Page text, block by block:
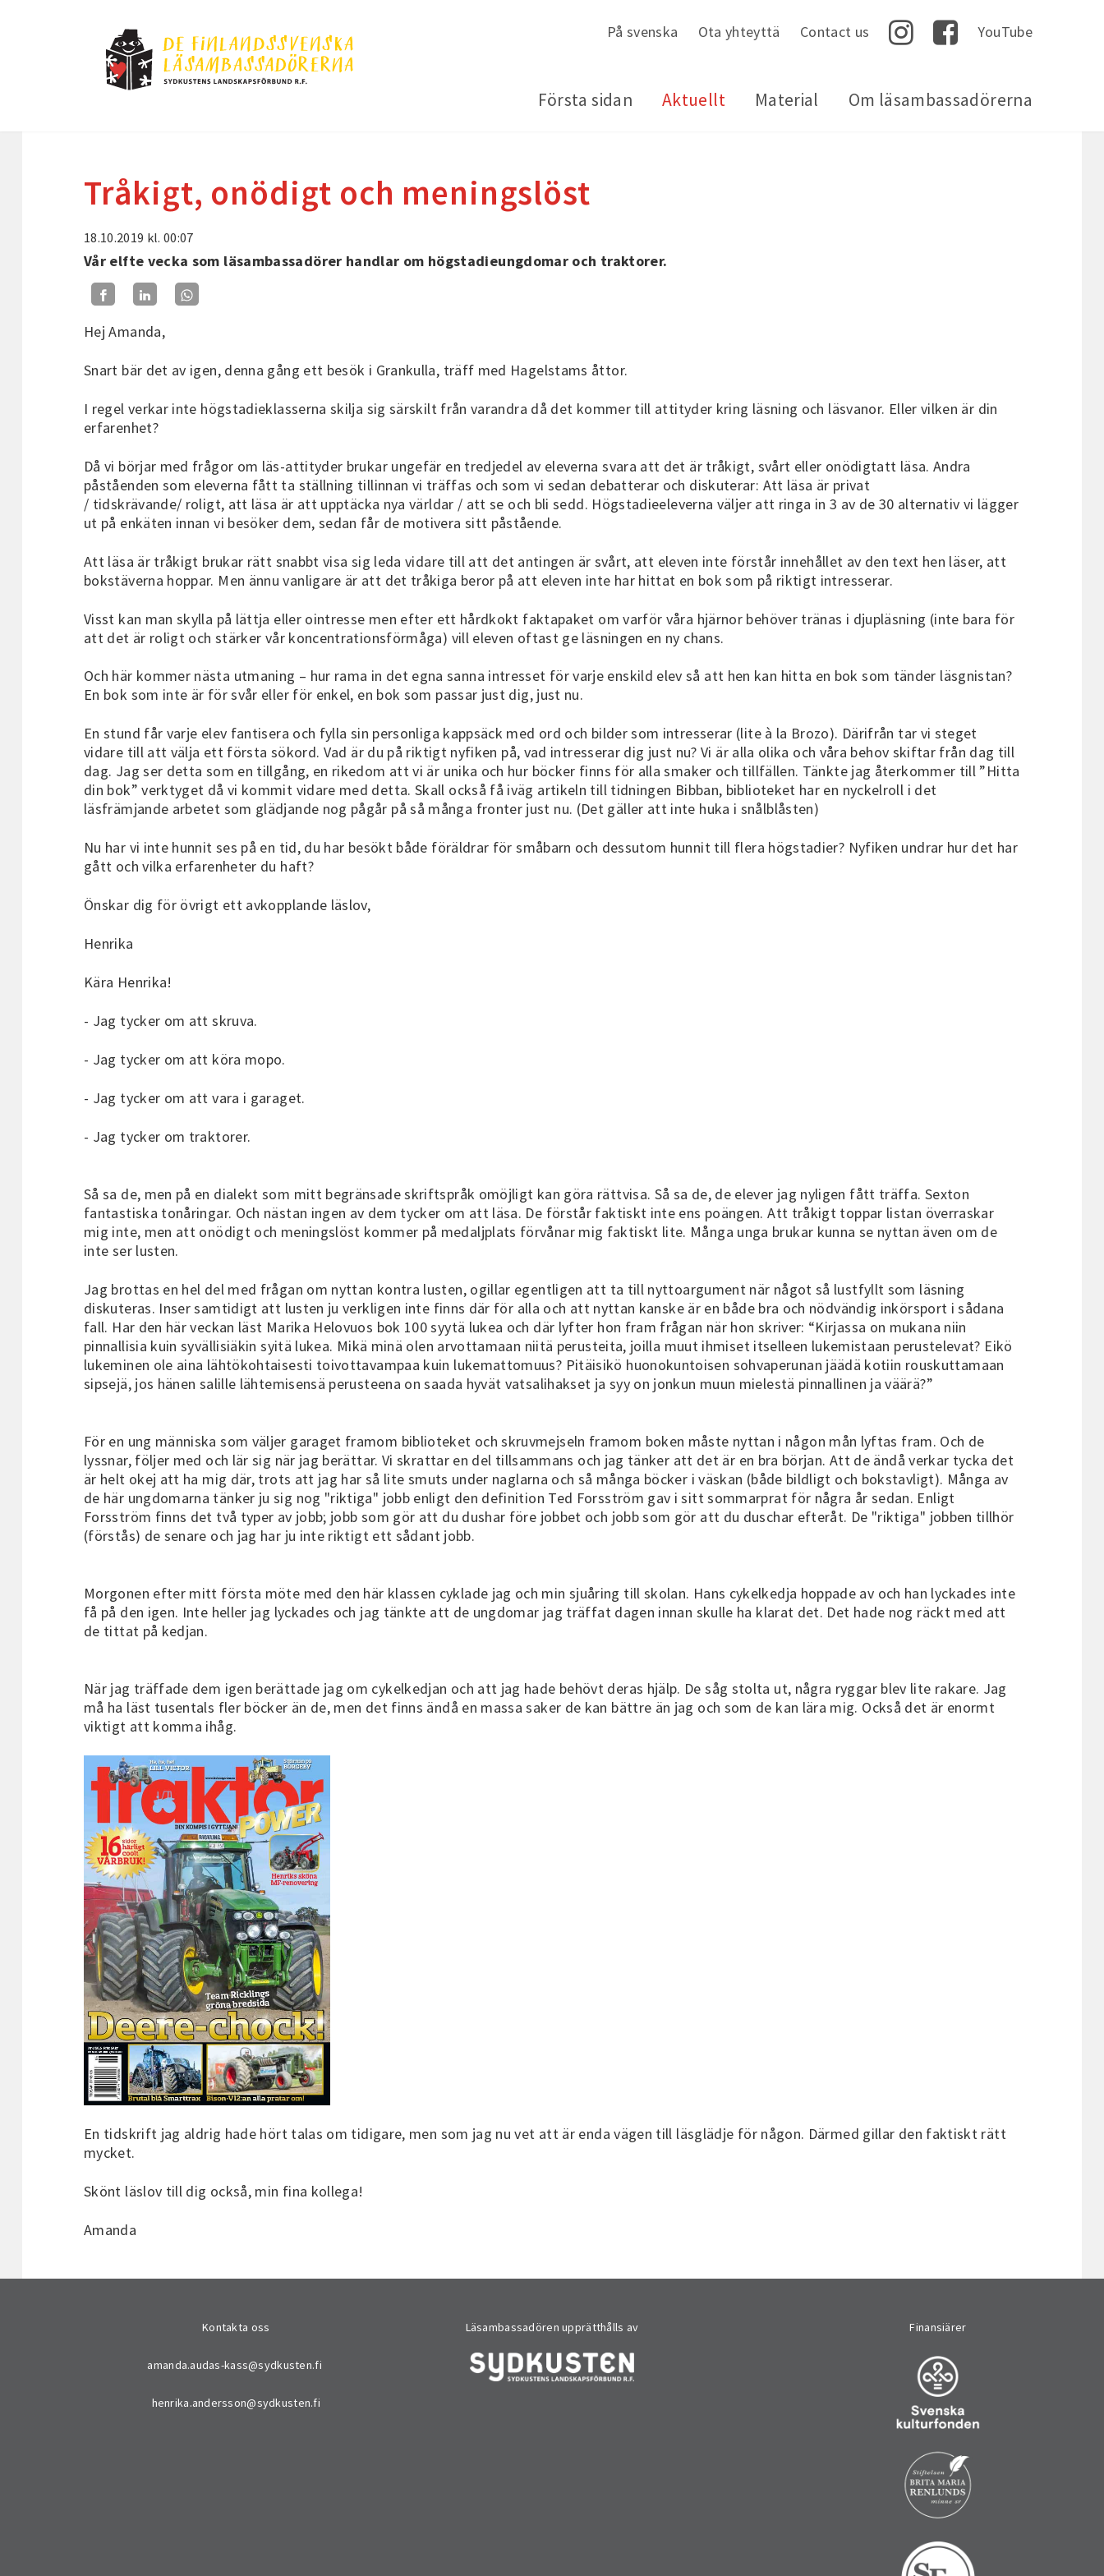
På svenska Ota yhteyttä Contact us InstagramFacebook
YouTube
Första sidan Aktuellt Material Om läsambassadörerna
Tråkigt, onödigt och meningslöst
18.10.2019 kl. 00:07
Vår elfte vecka som läsambassadörer handlar om högstadieungdomar och traktorer.
Hej Amanda,
Snart bär det av igen, denna gång ett besök i Grankulla, träff med Hagelstams åttor.
I regel verkar inte högstadieklasserna skilja sig särskilt från varandra då det kommer till attityder kring läsning och läsvanor. Eller vilken är din
erfarenhet?
Då vi börjar med frågor om läs-attityder brukar ungefär en tredjedel av eleverna svara att det är tråkigt, svårt eller onödigtatt läsa. Andra
påståenden som eleverna fått ta ställning tillinnan vi träffas och som vi sedan debatterar och diskuterar: Att läsa är privat
/ tidskrävande/ roligt, att läsa är att upptäcka nya världar / att se och bli sedd. Högstadieeleverna väljer att ringa in 3 av de 30 alternativ vi lägger
ut på enkäten innan vi besöker dem, sedan får de motivera sitt påstående.
Att läsa är tråkigt brukar rätt snabbt visa sig leda vidare till att det antingen är svårt, att eleven inte förstår innehållet av den text hen läser, att
bokstäverna hoppar. Men ännu vanligare är att det tråkiga beror på att eleven inte har hittat en bok som på riktigt intresserar.
Visst kan man skylla på lättja eller ointresse men efter ett hårdkokt faktapaket om varför våra hjärnor behöver tränas i djupläsning (inte bara för
att det är roligt och stärker vår koncentrationsförmåga) vill eleven oftast ge läsningen en ny chans.
Och här kommer nästa utmaning – hur rama in det egna sanna intresset för varje enskild elev så att hen kan hitta en bok som tänder läsgnistan?
En bok som inte är för svår eller för enkel, en bok som passar just dig, just nu.
En stund får varje elev fantisera och fylla sin personliga kappsäck med ord och bilder som intresserar (lite à la Brozo). Därifrån tar vi steget
vidare till att välja ett första sökord. Vad är du på riktigt nyfiken på, vad intresserar dig just nu? Vi är alla olika och våra behov skiftar från dag till
dag. Jag ser detta som en tillgång, en rikedom att vi är unika och hur böcker finns för alla smaker och tillfällen. Tänkte jag återkommer till ”Hitta
din bok” verktyget då vi kommit vidare med detta. Skall också få iväg artikeln till tidningen Bibban, biblioteket har en nyckelroll i det
läsfrämjande arbetet som glädjande nog pågår på så många fronter just nu. (Det gäller att inte huka i snålblåsten)
Nu har vi inte hunnit ses på en tid, du har besökt både föräldrar för småbarn och dessutom hunnit till flera högstadier? Nyfiken undrar hur det har
gått och vilka erfarenheter du haft?
Önskar dig för övrigt ett avkopplande läslov,
Henrika
Kära Henrika!
- Jag tycker om att skruva.
- Jag tycker om att köra mopo.
- Jag tycker om att vara i garaget.
- Jag tycker om traktorer.
Så sa de, men på en dialekt som mitt begränsade skriftspråk omöjligt kan göra rättvisa. Så sa de, de elever jag nyligen fått träffa. Sexton
fantastiska tonåringar. Och nästan ingen av dem tycker om att läsa. De förstår faktiskt inte ens poängen. Att tråkigt toppar listan överraskar
mig inte, men att onödigt och meningslöst kommer på medaljplats förvånar mig faktiskt lite. Många unga brukar kunna se nyttan även om de
inte ser lusten.
Jag brottas en hel del med frågan om nyttan kontra lusten, ogillar egentligen att ta till nyttoargument när något så lustfyllt som läsning
diskuteras. Inser samtidigt att lusten ju verkligen inte finns där för alla och att nyttan kanske är en både bra och nödvändig inkörsport i sådana
fall. Har den här veckan läst Marika Helovuos bok 100 syytä lukea och där lyfter hon fram frågan när hon skriver: “Kirjassa on mukana niin
pinnallisia kuin syvällisiäkin syitä lukea. Mikä minä olen arvottamaan niitä perusteita, joilla muut ihmiset itselleen lukemistaan perustelevat? Eikö
lukeminen ole aina lähtökohtaisesti toivottavampaa kuin lukemattomuus? Pitäisikö huonokuntoisen sohvaperunan jäädä kotiin rouskuttamaan
sipsejä, jos hänen salille lähtemisensä perusteena on saada hyvät vatsalihakset ja syy on jonkun muun mielestä pinnallinen ja väärä?”
För en ung människa som väljer garaget framom biblioteket och skruvmejseln framom boken måste nyttan i någon mån lyftas fram. Och de
lyssnar, följer med och lär sig när jag berättar. Vi skrattar en del tillsammans och jag tänker att det är en bra början. Att de ändå verkar tycka det
är helt okej att ha mig där, trots att jag har så lite smuts under naglarna och så många böcker i väskan (både bildligt och bokstavligt). Många av
de här ungdomarna tänker ju sig nog "riktiga" jobb enligt den definition Ted Forsström gav i sitt sommarprat för några år sedan. Enligt
Forsström finns det två typer av jobb; jobb som gör att du dushar före jobbet och jobb som gör att du duschar efteråt. De "riktiga" jobben tillhör
(förstås) de senare och jag har ju inte riktigt ett sådant jobb.
Morgonen efter mitt första möte med den här klassen cyklade jag och min sjuåring till skolan. Hans cykelkedja hoppade av och han lyckades inte
få på den igen. Inte heller jag lyckades och jag tänkte att de ungdomar jag träffat dagen innan skulle ha klarat det. Det hade nog räckt med att
de tittat på kedjan.
När jag träffade dem igen berättade jag om cykelkedjan och att jag hade behövt deras hjälp. De såg stolta ut, några ryggar blev lite rakare. Jag
må ha läst tusentals fler böcker än de, men det finns ändå en massa saker de kan bättre än jag och som de kan lära mig. Också det är enormt
viktigt att komma ihåg.
En tidskrift jag aldrig hade hört talas om tidigare, men som jag nu vet att är enda vägen till läsglädje för någon. Därmed gillar den faktiskt rätt
mycket.
Skönt läslov till dig också, min fina kollega!
Amanda
Kontakta oss
amanda.audas-kass@sydkusten.fi
henrika.andersson@sydkusten.fi
Läsambassadören upprätthålls av Finansiärer